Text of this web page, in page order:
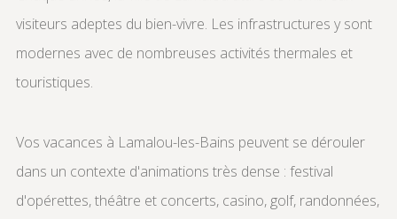
visiteurs adeptes du bien-vivre. Les infrastructures y sont
modernes avec de nombreuses activités thermales et
touristiques.
Vos vacances à Lamalou-les-Bains peuvent se dérouler
dans un contexte d'animations très dense : festival
d'opérettes, théâtre et concerts, casino, golf, randonnées,